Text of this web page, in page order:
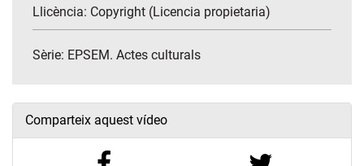
Llicència: Copyright (Licencia propietaria)
Sèrie: EPSEM. Actes culturals
Comparteix aquest vídeo